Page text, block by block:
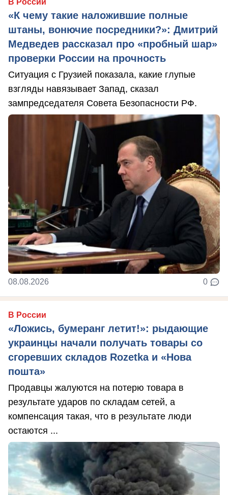
В России
«К чему такие наложившие полные
штаны, вонючие посредники?»: Дмитрий
Медведев рассказал про «пробный шар»
проверки России на прочность
Ситуация с Грузией показала, какие глупые
взгляды навязывает Запад, сказал
зампредседателя Совета Безопасности РФ.
08.08.2026 0
В России
«Ложись, бумеранг летит!»: рыдающие
украинцы начали получать товары со
сгоревших складов Rozetka и «Нова
пошта»
Продавцы жалуются на потерю товара в
результате ударов по складам сетей, а
компенсация такая, что в результате люди
остаются ...